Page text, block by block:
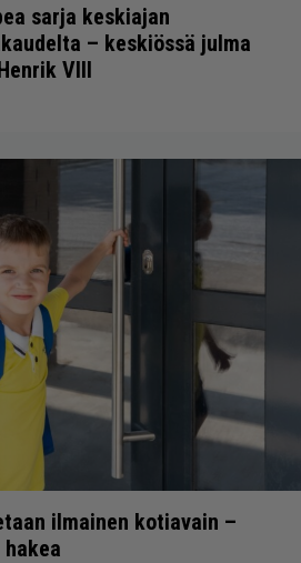
sarja keskiajan
– keskiössä julma
VIII
ilmainen kotiavain –